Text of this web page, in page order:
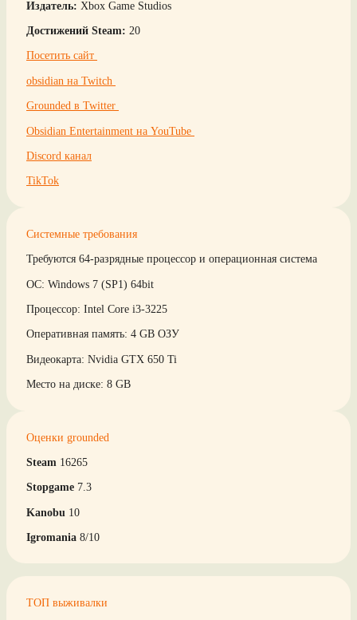
Издатель: Xbox Game Studios
Достижений Steam: 20
Посетить сайт
obsidian на Twitch
Grounded в Twitter
Obsidian Entertainment на YouTube
Discord канал
TikTok
Системные требования
Требуются 64-разрядные процессор и операционная система
ОС: Windows 7 (SP1) 64bit
Процессор: Intel Core i3-3225
Оперативная память: 4 GB ОЗУ
Видеокарта: Nvidia GTX 650 Ti
Место на диске: 8 GB
Оценки grounded
Steam 16265
Stopgame 7.3
Kanobu 10
Igromania 8/10
ТОП выживалки